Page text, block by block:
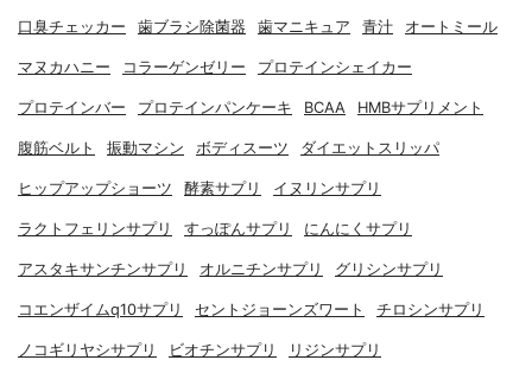
口臭チェッカー 歯ブラシ除菌器 歯マニキュア 青汁 オートミール
マヌカハニー コラーゲンゼリー プロテインシェイカー
プロテインバー プロテインパンケーキ BCAA HMBサプリメント
腹筋ベルト 振動マシン ボディスーツ ダイエットスリッパ
ヒップアップショーツ 酵素サプリ イヌリンサプリ
ラクトフェリンサプリ すっぽんサプリ にんにくサプリ
アスタキサンチンサプリ オルニチンサプリ グリシンサプリ
コエンザイムq10サプリ セントジョーンズワート チロシンサプリ
ノコギリヤシサプリ ビオチンサプリ リジンサプリ